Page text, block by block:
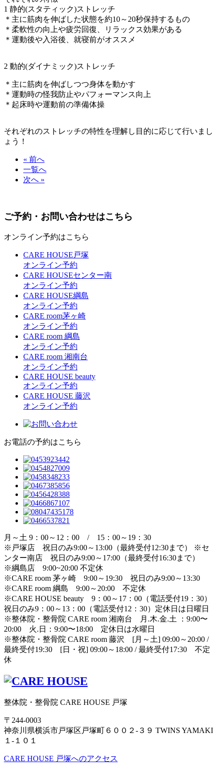
1 静的(スタティック)ストレッチ
＊主に筋肉を伸ばした状態を約10～20秒保持するもの
＊柔軟性の向上や疲労回復、リラックス効果がある
＊運動後や入浴後、就寝前がオススメ
2 動的(ダイナミック)ストレッチ
＊主に筋肉を伸ばしつつ身体を動かす
＊運動時の怪我防止やパフォーマンス向上
＊起床時や運動前の準備体操
それぞれのストレッチの特性を理解し目的に応じて行いまし
ょう！
« 前へ
一覧へ
次へ »
ご予約・お問い合わせはこちら
オンライン予約はこちら
CARE HOUSE戸塚
オンライン予約
CARE HOUSEセンター南
オンライン予約
CARE HOUSE綱島
オンライン予約
CARE room茅ヶ崎
オンライン予約
CARE room 綱島
オンライン予約
CARE room 湘南台
オンライン予約
CARE HOUSE beauty
オンライン予約
CARE HOUSE 藤沢
オンライン予約
お電話の予約はこちら
月～土 9：00～12：00 / 15：00～19：30
※戸塚店 祝日のみ9:00～13:00（最終受付12:30まで） ※セ
ンター南店 祝日のみ9:00～17:00（最終受付16:30まで）
※綱島店 9:00~20:00 不定休
※CARE room 茅ヶ崎 9:00～19:30 祝日のみ9:00～13:30
※CARE room 綱島 9:00～20:00 不定休
※CARE HOUSE beauty 9：00～17：00（電話受付19：30）
祝日のみ9：00～13：00（電話受付12：30）定休日は日曜日
※整体院・整骨院 CARE room 湘南台 月.木.金.土 ：9:00〜
20:00 火.日：9:00〜18:00 定休日は水曜日
※整体院・整骨院 CARE room 藤沢 [月～土] 09:00～20:00 /
最終受付19:30 [日・祝] 09:00～18:00 / 最終受付17:30 不定
休
整体院・整骨院 CARE HOUSE 戸塚
〒244-0003
神奈川県横浜市戸塚区戸塚町６００２-３９ TWINS YAMAKI
１-１０１
CARE HOUSE 戸塚へのアクセス